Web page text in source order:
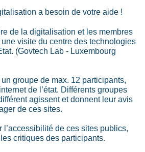
a besoin de votre aide !
de la digitalisation et les membres
visite du centre des technologies
(Govtech Lab - Luxembourg
groupe de max. 12 participants,
de l’état. Différents groupes
agissent et donnent leur avis
de ces sites.
l’accessibilité de ces sites publics,
critiques des participants.